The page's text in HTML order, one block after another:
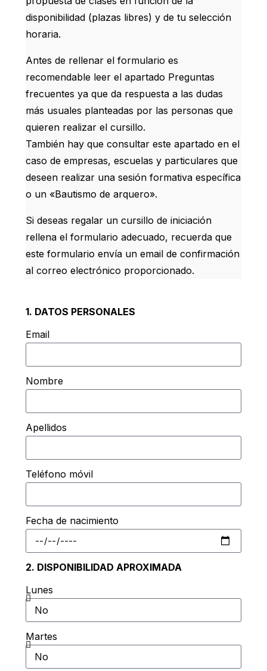
disponibilidad (plazas libres) y de tu selección
horaria.
Antes de rellenar el formulario es
recomendable leer el apartado Preguntas
frecuentes ya que da respuesta a las dudas
más usuales planteadas por las personas que
quieren realizar el cursillo.
También hay que consultar este apartado en el
caso de empresas, escuelas y particulares que
deseen realizar una sesión formativa específica
o un «Bautismo de arquero».
Si deseas regalar un cursillo de iniciación
rellena el formulario adecuado, recuerda que
este formulario envía un email de confirmación
al correo electrónico proporcionado.
1. DATOS PERSONALES
Email
Nombre
Apellidos
Teléfono móvil
Fecha de nacimiento
2. DISPONIBILIDAD APROXIMADA
Lunes
Martes